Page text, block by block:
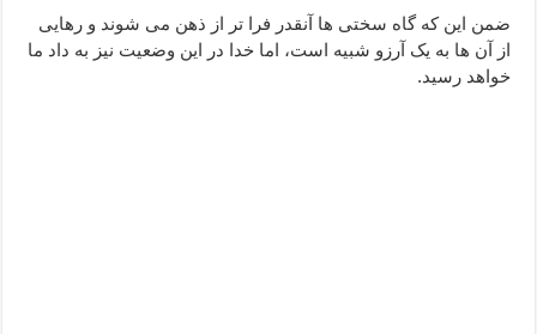
ضمن این که گاه سختی ها آنقدر فرا تر از ذهن می شوند و رهایی
از آن ها به یک آرزو شبیه است، اما خدا در این وضعیت نیز به داد ما
خواهد رسید.